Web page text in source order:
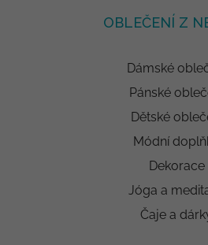
OBLEČENÍ Z
Dámské
Pánské
Dětské
Módní
Dekorace
Jóga a
Čaje a